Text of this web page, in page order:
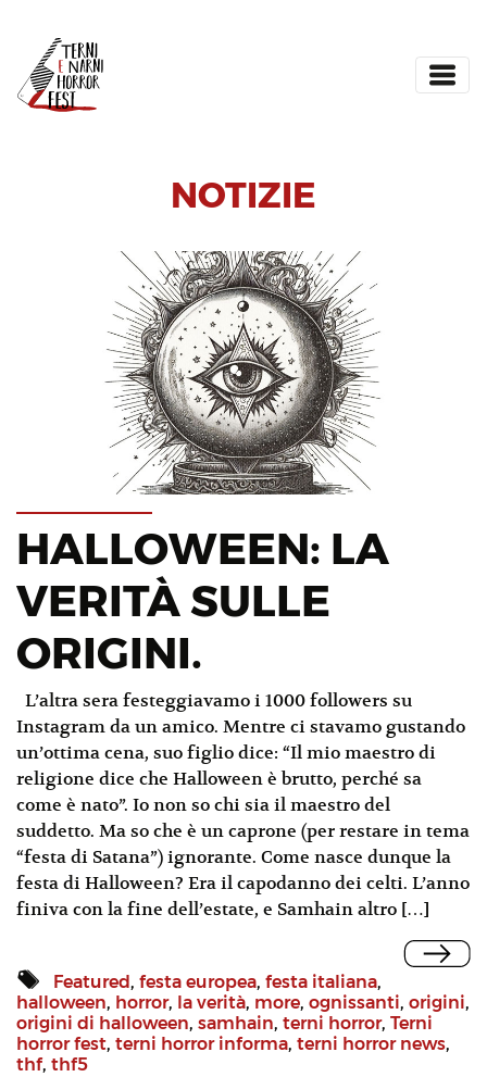
NOTIZIE
HALLOWEEN: LA
VERITÀ SULLE
ORIGINI.
L’altra sera festeggiavamo i 1000 followers su
Instagram da un amico. Mentre ci stavamo gustando
un’ottima cena, suo figlio dice: “Il mio maestro di
religione dice che Halloween è brutto, perché sa
come è nato”. Io non so chi sia il maestro del
suddetto. Ma so che è un caprone (per restare in tema
“festa di Satana”) ignorante. Come nasce dunque la
festa di Halloween? Era il capodanno dei celti. L’anno
finiva con la fine dell’estate, e Samhain altro […]
Featured, festa europea, festa italiana,
halloween, horror, la verità, more, ognissanti, origini,
origini di halloween, samhain, terni horror, Terni
horror fest, terni horror informa, terni horror news,
thf, thf5